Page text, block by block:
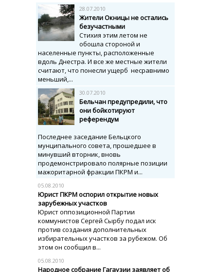
28.07.2010
Жители Окницы не остались
безучастными
Стихия этим летом не
обошла стороной и
населенные пункты, расположенные
вдоль Днестра. И все же местные жители
считают, что понесли ущерб несравнимо
меньший,...
30.07.2010
Бельчан предупредили, что
они бойкотируют
референдум
Последнее заседание Бельцкого
мунципального совета, прошедшее в
минувший вторник, вновь
продемонстрировало полярные позиции
мажоритарной фракции ПКРМ и...
05.08.2010
Юрист ПКРМ оспорил открытие новых
зарубежных участков
Юрист оппозиционной Партии
коммунистов Сергей Сырбу подал иск
против создания дополнительных
избирательных участков за рубежом. Об
этом он сообщил в...
05.08.2010
Народное собрание Гагаузии заявляет об